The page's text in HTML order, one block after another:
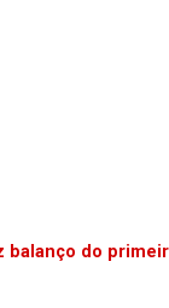
balanço do